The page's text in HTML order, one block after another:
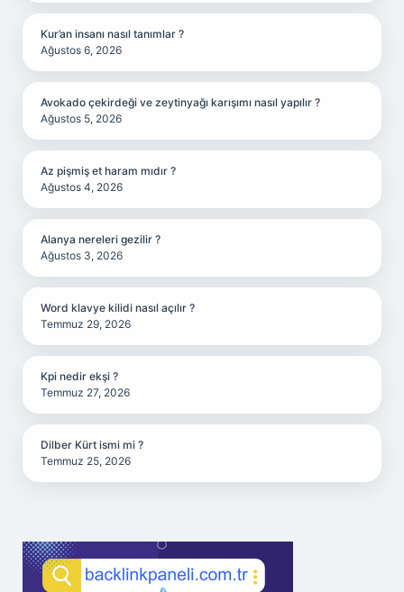
Kur’an insanı nasıl tanımlar ?
Ağustos 6, 2026
Avokado çekirdeği ve zeytinyağı karışımı nasıl yapılır ?
Ağustos 5, 2026
Az pişmiş et haram mıdır ?
Ağustos 4, 2026
Alanya nereleri gezilir ?
Ağustos 3, 2026
Word klavye kilidi nasıl açılır ?
Temmuz 29, 2026
Kpi nedir ekşi ?
Temmuz 27, 2026
Dilber Kürt ismi mi ?
Temmuz 25, 2026